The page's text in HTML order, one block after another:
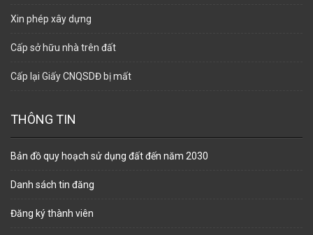
Xin phép xây dựng
Cấp sở hữu nhà trên đất
Cấp lại Giấy CNQSDĐ bị mất
THÔNG TIN
Bản đồ quy hoạch sử dụng đất đến năm 2030
Danh sách tin đăng
Đăng ký thành viên